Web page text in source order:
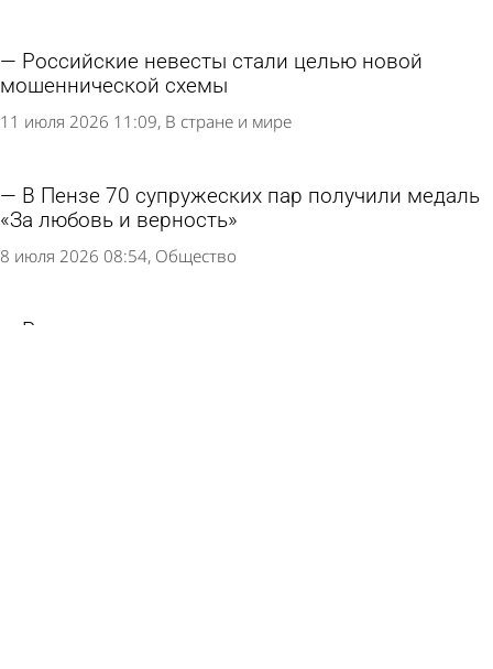
Российские невесты стали целью новой
мошеннической схемы
11 июля 2026 11:09 В стране и мире
В Пензе 70 супружеских пар получили медаль
«За любовь и верность»
8 июля 2026 08:54 Общество
Расписаться в красивую дату в августе в